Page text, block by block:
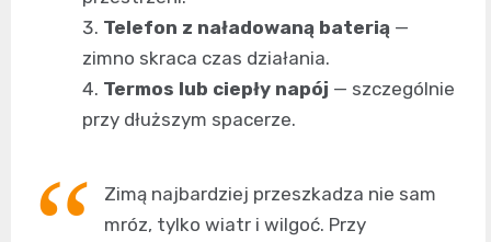
Telefon z naładowaną baterią —
zimno skraca czas działania.
Termos lub ciepły napój — szczególnie
przy dłuższym spacerze.
Zimą najbardziej przeszkadza nie sam
mróz, tylko wiatr i wilgoć. Przy